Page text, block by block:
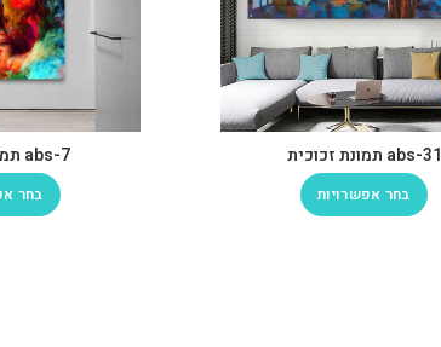
abs-31 תמונת זכוכית
בחר אפשרויות
abs-7 תמונת זכוכית
בחר